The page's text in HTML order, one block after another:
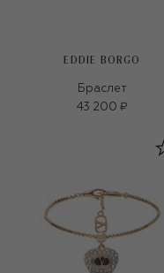
EDDIE BORGO
Браслет
43 200 ₽